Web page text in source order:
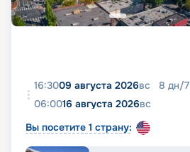
16:3009 августа 2026вс 8 дн/7
06:0016 августа 2026вс
Вы посетите 1 страну: